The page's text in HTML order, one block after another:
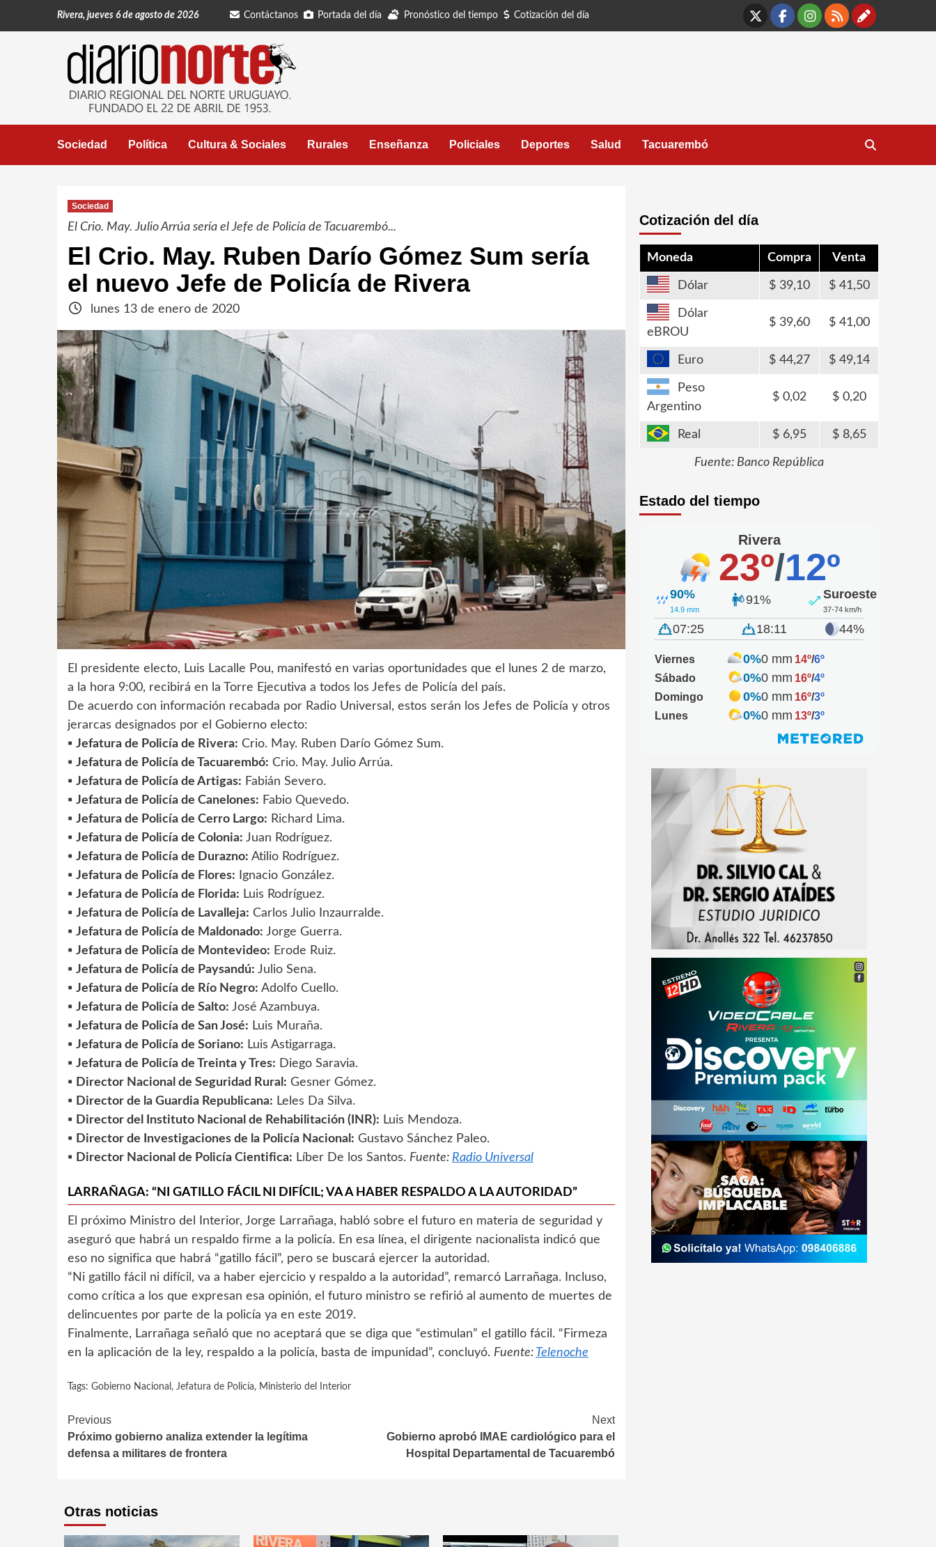
Rivera, jueves 6 de agosto de 2026 Contáctanos Portada del día Pronóstico del tiempo Cotización del día
X Facebook
Instagram
RSS
Sociedad Política Cultura & Sociales Rurales Enseñanza Policiales Deportes Salud Tacuarembó
Sociedad
El Crio. May. Julio Arrúa sería el Jefe de Policía de Tacuarembó...
El Crio. May. Ruben Darío Gómez Sum sería
el nuevo Jefe de Policía de Rivera
lunes 13 de enero de 2020
El presidente electo, Luis Lacalle Pou, manifestó en varias oportunidades que el lunes 2 de marzo,
a la hora 9:00, recibirá en la Torre Ejecutiva a todos los Jefes de Policía del país.
De acuerdo con información recabada por Radio Universal, estos serán los Jefes de Policía y otros
jerarcas designados por el Gobierno electo:
▪️ Jefatura de Policía de Rivera: Crio. May. Ruben Darío Gómez Sum.
▪️ Jefatura de Policía de Tacuarembó: Crio. May. Julio Arrúa.
▪️ Jefatura de Policía de Artigas: Fabián Severo.
▪️ Jefatura de Policía de Canelones: Fabio Quevedo.
▪️ Jefatura de Policía de Cerro Largo: Richard Lima.
▪️ Jefatura de Policía de Colonia: Juan Rodríguez.
▪️ Jefatura de Policía de Durazno: Atilio Rodríguez.
▪️ Jefatura de Policía de Flores: Ignacio González.
▪️ Jefatura de Policía de Florida: Luis Rodríguez.
▪️ Jefatura de Policía de Lavalleja: Carlos Julio Inzaurralde.
▪️ Jefatura de Policía de Maldonado: Jorge Guerra.
▪️ Jefatura de Policía de Montevideo: Erode Ruiz.
▪️ Jefatura de Policía de Paysandú: Julio Sena.
▪️ Jefatura de Policía de Río Negro: Adolfo Cuello.
▪️ Jefatura de Policía de Salto: José Azambuya.
▪️ Jefatura de Policía de San José: Luis Muraña.
▪️ Jefatura de Policía de Soriano: Luis Astigarraga.
▪️ Jefatura de Policía de Treinta y Tres: Diego Saravia.
▪️ Director Nacional de Seguridad Rural: Gesner Gómez.
▪️ Director de la Guardia Republicana: Leles Da Silva.
▪️ Director del Instituto Nacional de Rehabilitación (INR): Luis Mendoza.
▪️ Director de Investigaciones de la Policía Nacional: Gustavo Sánchez Paleo.
▪️ Director Nacional de Policía Cientifica: Líber De los Santos. Fuente: Radio Universal
LARRAÑAGA: “NI GATILLO FÁCIL NI DIFÍCIL; VA A HABER RESPALDO A LA AUTORIDAD”
El próximo Ministro del Interior, Jorge Larrañaga, habló sobre el futuro en materia de seguridad y
aseguró que habrá un respaldo firme a la policía. En esa línea, el dirigente nacionalista indicó que
eso no significa que habrá “gatillo fácil”, pero se buscará ejercer la autoridad.
“Ni gatillo fácil ni difícil, va a haber ejercicio y respaldo a la autoridad”, remarcó Larrañaga. Incluso,
como crítica a los que expresan esa opinión, el futuro ministro se refirió al aumento de muertes de
delincuentes por parte de la policía ya en este 2019.
Finalmente, Larrañaga señaló que no aceptará que se diga que “estimulan” el gatillo fácil. “Firmeza
en la aplicación de la ley, respaldo a la policía, basta de impunidad”, concluyó. Fuente: Telenoche
Tags: Gobierno Nacional , Jefatura de Policía, Ministerio del Interior
Continue
Reading
Previous
Próximo gobierno analiza extender la legítima
defensa a militares de frontera
Next
Gobierno aprobó IMAE cardiológico para el
Hospital Departamental de Tacuarembó
Otras noticias
Cotización del día
Moneda Compra Venta
Dólar 39,10 41,50
Dólar
eBROU
39,60 41,00
Euro 44,27 49,14
Peso
Argentino
0,02 0,20
Real 6,95 8,65
Fuente: Banco República
Estado del tiempo
Rivera
23º/12º
90%
14.9 mm
91% Suroeste
37-74 km/h
07:25 18:11 44%
Viernes 0%0 mm 14º/6º
Sábado
0%0 mm 16º/4º
Domingo
0%0 mm 16º/3º
Lunes
0%0 mm 13º/3º